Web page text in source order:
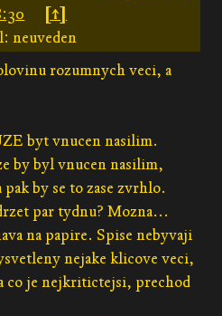
[↑]
neuveden
rozumnych veci, a
byt vnucen nasilim.
by byl vnucen nasilim,
by se to zase zvrhlo.
par tydnu? Mozna...
na papire. Spise nebyvaji
nejake klicove veci,
co je nejkritictejsi, prechod